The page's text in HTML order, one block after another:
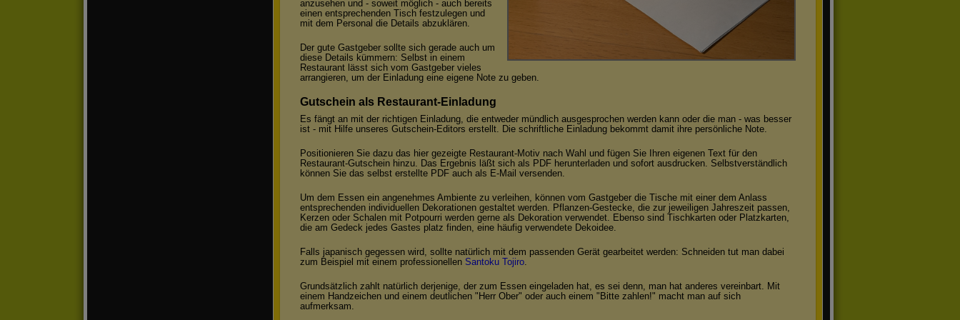
anzusehen und - soweit möglich - auch bereits
einen entsprechenden Tisch festzulegen und
mit dem Personal die Details abzuklären.
Der gute Gastgeber sollte sich gerade auch um
diese Details kümmern: Selbst in einem
Restaurant lässt sich vom Gastgeber vieles
arrangieren, um der Einladung eine eigene Note zu geben.
Gutschein als Restaurant-Einladung
Es fängt an mit der richtigen Einladung, die entweder mündlich ausgesprochen werden kann oder die man - was besser
ist - mit Hilfe unseres Gutschein-Editors erstellt. Die schriftliche Einladung bekommt damit ihre persönliche Note.
Positionieren Sie dazu das hier gezeigte Restaurant-Motiv nach Wahl und fügen Sie Ihren eigenen Text für den
Restaurant-Gutschein hinzu. Das Ergebnis läßt sich als PDF herunterladen und sofort ausdrucken. Selbstverständlich
können Sie das selbst erstellte PDF auch als E-Mail versenden.
Um dem Essen ein angenehmes Ambiente zu verleihen, können vom Gastgeber die Tische mit einer dem Anlass
entsprechenden individuellen Dekorationen gestaltet werden. Pflanzen-Gestecke, die zur jeweiligen Jahreszeit passen,
Kerzen oder Schalen mit Potpourri werden gerne als Dekoration verwendet. Ebenso sind Tischkarten oder Platzkarten,
die am Gedeck jedes Gastes platz finden, eine häufig verwendete Dekoidee.
Falls japanisch gegessen wird, sollte natürlich mit dem passenden Gerät gearbeitet werden: Schneiden tut man dabei
zum Beispiel mit einem professionellen Santoku Tojiro.
Grundsätzlich zahlt natürlich derjenige, der zum Essen eingeladen hat, es sei denn, man hat anderes vereinbart. Mit
einem Handzeichen und einem deutlichen "Herr Ober" oder auch einem "Bitte zahlen!" macht man auf sich
aufmerksam.